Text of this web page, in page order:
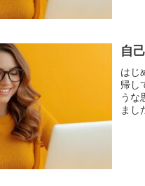
自
はじ
帰し
うな
まし